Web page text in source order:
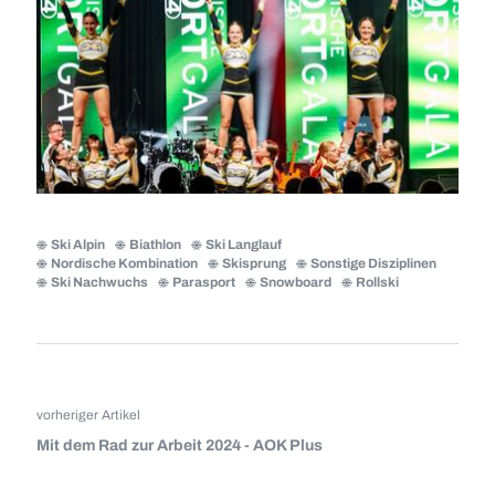
Ski Alpin Biathlon
Ski Langlauf
Nordische Kombination
Skisprung
Sonstige Disziplinen
Ski Nachwuchs
Parasport Snowboard Rollski
vorheriger Artikel
Mit dem Rad zur Arbeit 2024 - AOK Plus